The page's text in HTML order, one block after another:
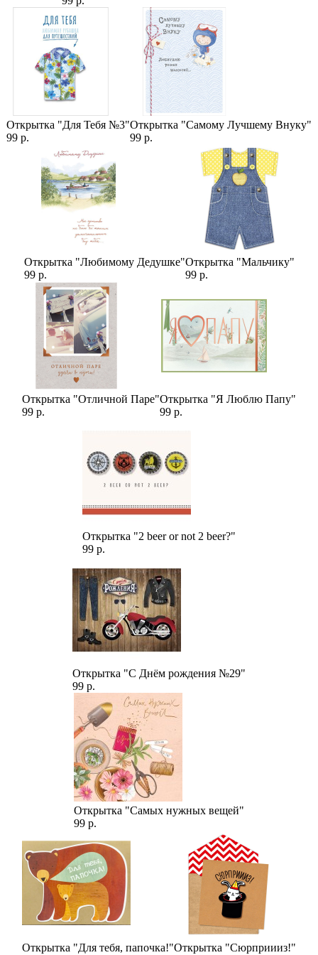
Ветка Ели (Нобилиса) А1
Свеча новогодняя 4x10 см.
Елочные новогодние шары микс (2 см)
Хлопок Белый сухоцвет (1 цветок)
Бадьян (анис) сухоцвет (1 штука)
Сборка на оазисе (1-25)
Ветка заснеженные ягоды (1 штука)
Категории:
Цветы на Новый Год Цены ,Ветки ели
Новогодний декор,Новогодние венки
Новогодние
подсвечники
Новогодние композиции
Открытка "Для Тебя №3"
99 р.
Открытка "Самому Лучшему Внуку"
99 р.
Открытка "Любимому Дедушке"
99 р.
Открытка "Мальчику"
99 р.
Открытка "Отличной Паре"
99 р.
Открытка "Я Люблю Папу"
99 р.
Открытка "2 beer or not 2 beer?"
99 р.
Открытка "С Днём рождения №29"
99 р.
Открытка "Самых нужных вещей"
99 р.
Открытка "Для тебя, папочка!"Открытка "Сюрприииз!"